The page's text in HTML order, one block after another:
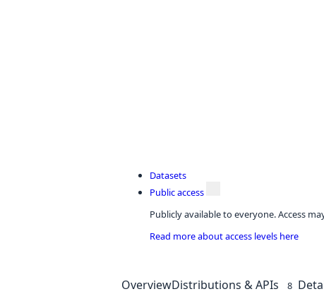
Datasets
Public access
Publicly available to everyone. Access
Read more about access levels here
OverviewDistributions & APIs 8